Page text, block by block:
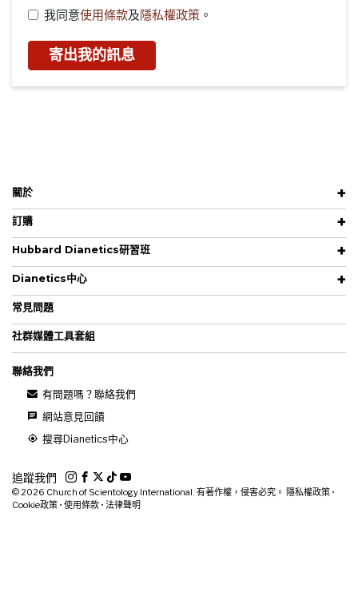
我同意使用條款及隱私權政策 。
寄出我的訊息
關於
訂購
Hubbard Dianetics研習班
Dianetics中心
常見問題
社群媒體工具套組
聯絡我們
有問題嗎？聯絡我們
網站意見回饋
搜尋Dianetics中心
追蹤我們
© 2026 Church of Scientology International. 有著作權，侵害必究。 隱私權政策 •
Cookie政策 • 使用條款 • 法律聲明